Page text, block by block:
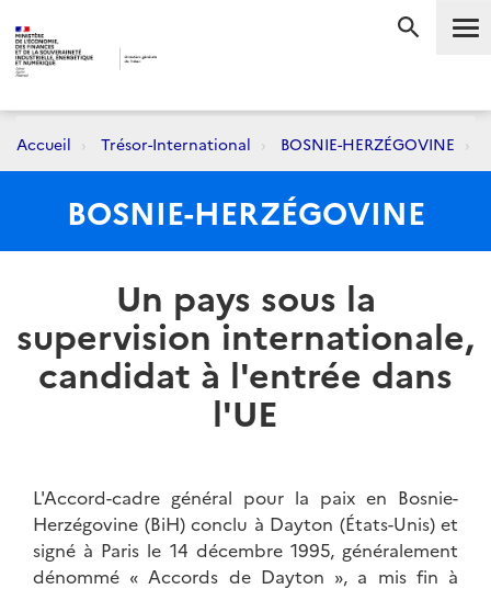
Accueil Trésor-International BOSNIE-HERZÉGOVINE
BOSNIE-HERZÉGOVINE
Un pays sous la
supervision internationale,
candidat à l'entrée dans
l'UE
L'Accord-cadre général pour la paix en Bosnie-
Herzégovine (BiH) conclu à Dayton (États-Unis) et
signé à Paris le 14 décembre 1995, généralement
dénommé « Accords de Dayton », a mis fin à